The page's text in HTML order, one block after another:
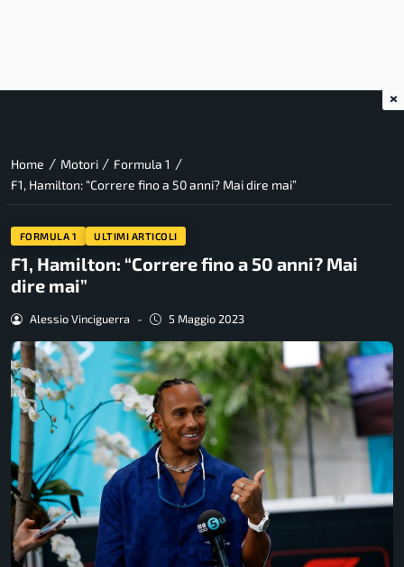
Home / Motori / Formula 1 /
F1, Hamilton: “Correre fino a 50 anni? Mai dire mai”
FORMULA 1 ULTIMI ARTICOLI
F1, Hamilton: “Correre fino a 50 anni? Mai
dire mai”
Alessio Vinciguerra - 5 Maggio 2023
×